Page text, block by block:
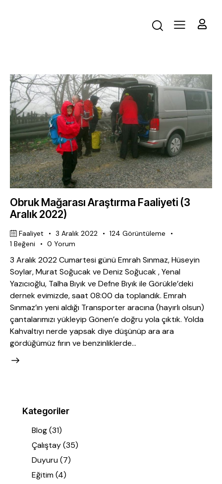
Obruk Mağarası Araştırma Faaliyeti (3
Aralık 2022)
Faaliyet 3 Aralık 2022 124 Görüntüleme
1 Beğeni 0 Yorum
3 Aralık 2022 Cumartesi günü Emrah Sınmaz, Hüseyin
Soylar, Murat Soğucak ve Deniz Soğucak , Yenal
Yazıcıoğlu, Talha Bıyık ve Defne Bıyık ile Görükle’deki
dernek evimizde, saat 08:00 da toplandık. Emrah
Sınmaz’ın yeni aldığı Transporter aracına (hayırlı olsun)
çantalarımızı yükleyip Gönen’e doğru yola çıktık. Yolda
Kahvaltıyı nerde yapsak diye düşünüp ara ara
gördüğümüz fırın ve benzinliklerde…
Kategoriler
Blog(31)
Çalıştay(35)
Duyuru(7)
Eğitim(4)